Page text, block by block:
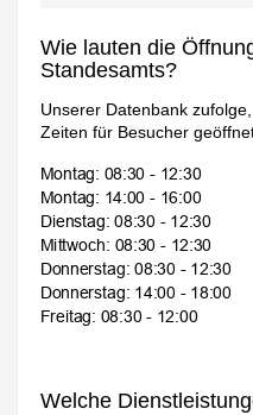
Wie lauten die
Standesamts?
Unserer Datenbank
Zeiten für Besucher
Welche